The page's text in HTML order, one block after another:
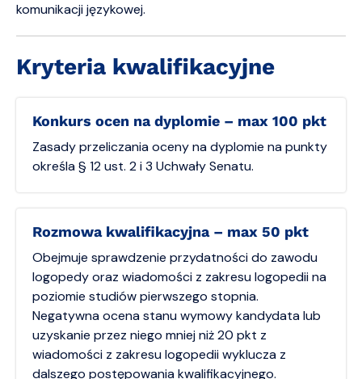
komunikacji językowej.
Kryteria kwalifikacyjne
Konkurs ocen na dyplomie – max 100 pkt
Zasady przeliczania oceny na dyplomie na punkty
określa § 12 ust. 2 i 3 Uchwały Senatu.
Rozmowa kwalifikacyjna – max 50 pkt
Obejmuje sprawdzenie przydatności do zawodu
logopedy oraz wiadomości z zakresu logopedii na
poziomie studiów pierwszego stopnia.
Negatywna ocena stanu wymowy kandydata lub
uzyskanie przez niego mniej niż 20 pkt z
wiadomości z zakresu logopedii wyklucza z
dalszego postępowania kwalifikacyjnego.